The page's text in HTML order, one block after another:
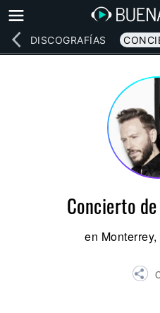
DISCOGRAFÍAS
Concierto
en